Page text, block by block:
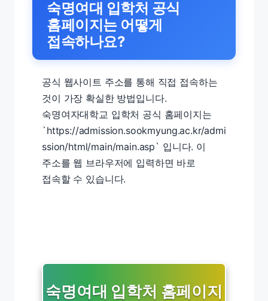
숙명여대 입학처 공식
홈페이지는 어떻게
접속하나요?
공식 웹사이트 주소를 통해 직접 접속하는
것이 가장 확실한 방법입니다.
숙명여자대학교 입학처 공식 홈페이지는
`https://admission.sookmyung.ac.kr/admi
ssion/html/main/main.asp` 입니다. 이
주소를 웹 브라우저에 입력하면 바로
접속할 수 있습니다.
숙명여대 입학처 홈페이지